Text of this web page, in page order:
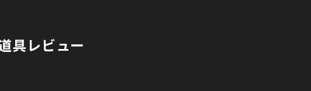
具レビュー